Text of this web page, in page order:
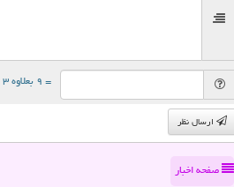
= ۹ بعلاوه ۳
ارسال نظر
صفحه اخبار